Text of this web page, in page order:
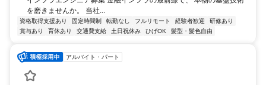
を磨きませんか。 当社...
資格取得支援あり 固定時間制 転勤なし フルリモート 経験者歓迎
研修あり
賞与あり
育休あり 交通費支給 土日祝休み ひげOK 髪型・髪色自由
アルバイト・パート